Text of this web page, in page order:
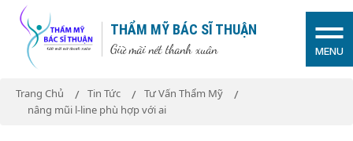
THẨM MỸ BÁC SĨ THUẬN
Giữ mãi nét thanh xuân MENU
Trang Chủ Tin Tức
Tư Vấn Thẩm Mỹ
nâng mũi l-line phù hợp với ai